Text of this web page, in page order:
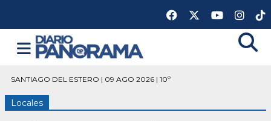
SANTIAGO DEL ESTERO | 09 AGO 2026 | 10º
Locales